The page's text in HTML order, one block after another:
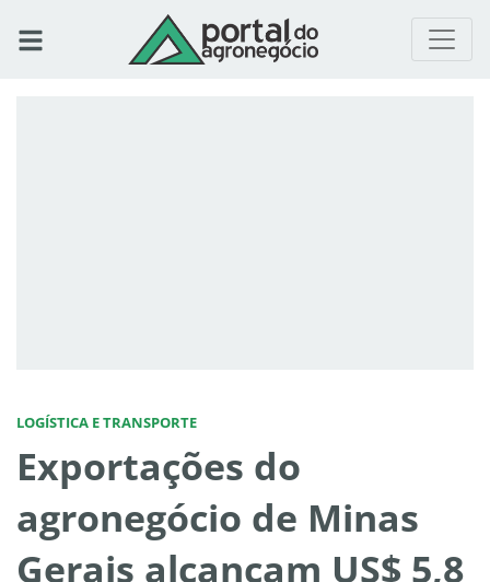
LOGÍSTICA E TRANSPORTE
Exportações do
agronegócio de Minas
Gerais alcançam US$ 5,8